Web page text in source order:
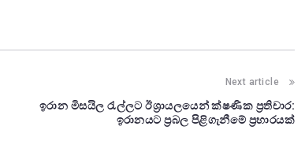
Next article
ඉරාන මිසයිල රැල්ලට ඊශ්‍රායලයෙන් ක්ෂණික ප්‍රතිචාර:
ඉරානයට ප්‍රබල පිළිගැනීමේ ප්‍රහාරයක්